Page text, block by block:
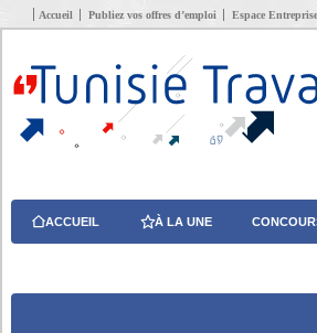
Accueil Publiez vos offres d’emploi Espace Entreprise
ACCUEIL À LA UNE